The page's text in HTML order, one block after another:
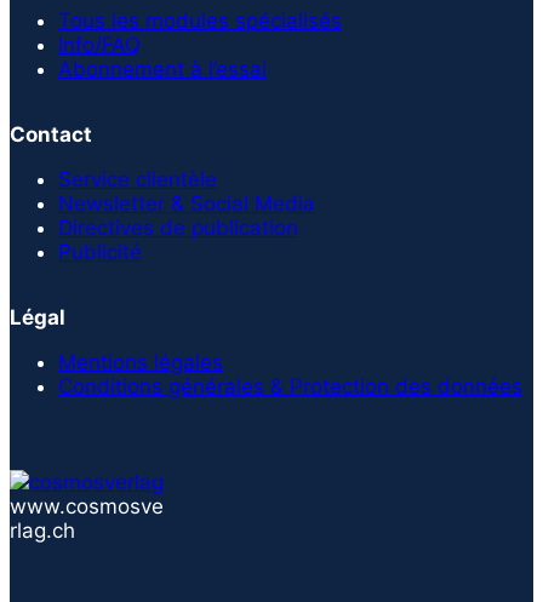
Tous les modules spécialisés
Info/FAQ
Abonnement à l’essai
Contact
Service clientèle
Newsletter & Social Media
Directives de publication
Publicité
Légal
Mentions légales
Conditions générales & Protection des données
www.cosmosve
rlag.ch